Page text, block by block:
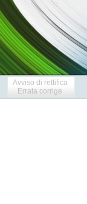
Avviso di rettifica
Errata corrige